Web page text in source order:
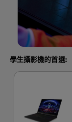
學生攝影機的首選: